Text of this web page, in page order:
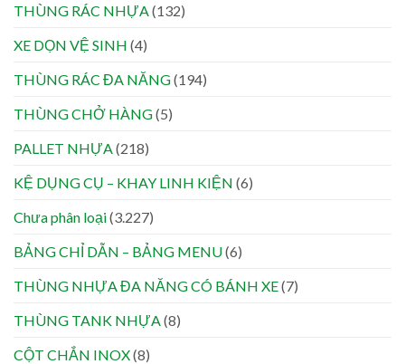
THÙNG RÁC NHỰA (132)
XE DỌN VỆ SINH (4)
THÙNG RÁC ĐA NĂNG(194)
THÙNG CHỞ HÀNG(5)
PALLET NHỰA (218)
KỆ DỤNG CỤ – KHAY LINH KIỆN (6)
Chưa phân loại(3.227)
BẢNG CHỈ DẪN – BẢNG MENU(6)
THÙNG NHỰA ĐA NĂNG CÓ BÁNH XE(7)
THÙNG TANK NHỰA (8)
CỘT CHẮN INOX(8)